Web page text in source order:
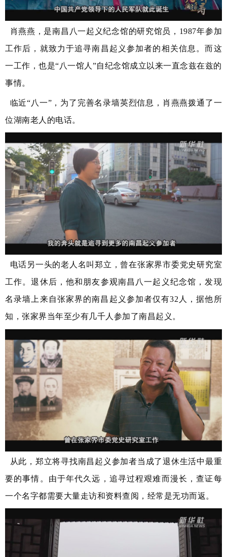
肖燕燕，是南昌八一起义纪念馆的研究馆员，1987年参加
工作后，就致力于追寻南昌起义参加者的相关信息。而这
一工作，也是“八一馆人”自纪念馆成立以来一直念兹在兹的
事情。
临近“八一”，为了完善名录墙英烈信息，肖燕燕拨通了一
位湖南老人的电话。
电话另一头的老人名叫郑立，曾在张家界市委党史研究室
工作。退休后，他和朋友参观南昌八一起义纪念馆，发现
名录墙上来自张家界的南昌起义参加者仅有32人，据他所
知，张家界当年至少有几千人参加了南昌起义。
从此，郑立将寻找南昌起义参加者当成了退休生活中最重
要的事情。由于年代久远，追寻过程艰难而漫长，查证每
一个名字都需要大量走访和资料查阅，经常是无功而返。